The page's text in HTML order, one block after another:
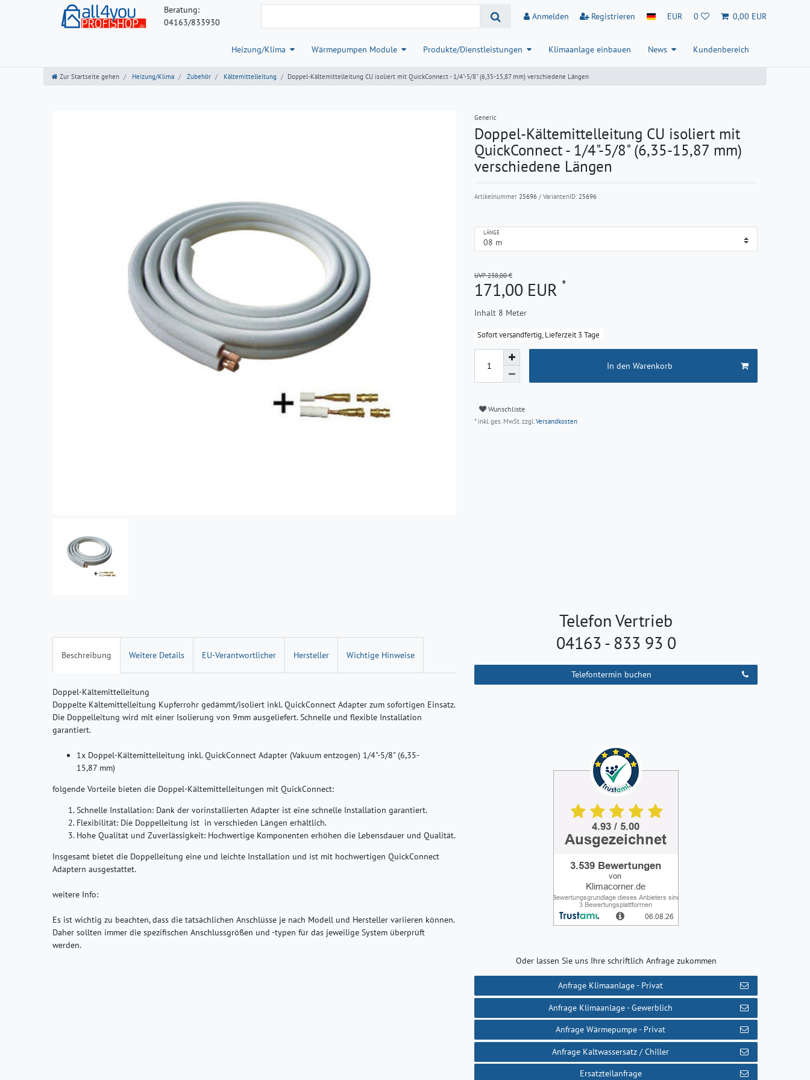
Beratung:
04163/833930
Anmelden Registrieren EUR 0 0,00 EUR
Heizung/Klima Wärmepumpen Module Produkte/Dienstleistungen Klimaanlage einbauen News Kundenbereich
Zur Startseite gehen Heizung/Klima Zubehör Kältemittelleitung Doppel-Kältemittelleitung CU isoliert mit QuickConnect - 1/4"-5/8" (6,35-15,87 mm) verschiedene Längen
Generic
Doppel-Kältemittelleitung CU isoliert mit
QuickConnect - 1/4"-5/8" (6,35-15,87 mm)
verschiedene Längen
Artikelnummer 25696 / VariantenID: 25696
LÄNGE
UVP 238,00 €
171,00 EUR *
Inhalt 8 Meter
Sofort versandfertig, Lieferzeit 3 Tage
In den Warenkorb
Wunschliste
* inkl. ges. MwSt. zzgl.Versandkosten
Beschreibung Weitere Details EU-Verantwortlicher Hersteller Wichtige Hinweise
Doppel-Kältemittelleitung
Doppelte Kältemittelleitung Kupferrohr gedämmt/isoliert inkl. QuickConnect Adapter zum sofortigen Einsatz.
Die Doppelleitung wird mit einer Isolierung von 9mm ausgeliefert. Schnelle und flexible Installation
garantiert.
1x Doppel-Kältemittelleitung inkl. QuickConnect Adapter (Vakuum entzogen) 1/4"-5/8" (6,35-
15,87 mm)
folgende Vorteile bieten die Doppel-Kältemittelleitungen mit QuickConnect:
Schnelle Installation: Dank der vorinstallierten Adapter ist eine schnelle Installation garantiert.
Flexibilität: Die Doppelleitung ist in verschieden Längen erhältlich.
Hohe Qualität und Zuverlässigkeit: Hochwertige Komponenten erhöhen die Lebensdauer und Qualität.
Insgesamt bietet die Doppelleitung eine und leichte Installation und ist mit hochwertigen QuickConnect
Adaptern ausgestattet.
weitere Info:
Es ist wichtig zu beachten, dass die tatsächlichen Anschlüsse je nach Modell und Hersteller variieren können.
Daher sollten immer die spezifischen Anschlussgrößen und -typen für das jeweilige System überprüft
werden.
Telefon Vertrieb
04163 - 833 93 0
Telefontermin buchen
Oder lassen Sie uns Ihre schriftlich Anfrage zukommen
Anfrage Klimaanlage - Privat
Anfrage Klimaanlage - Gewerblich
Anfrage Wärmepumpe - Privat
Anfrage Kaltwassersatz / Chiller
Ersatzteilanfrage